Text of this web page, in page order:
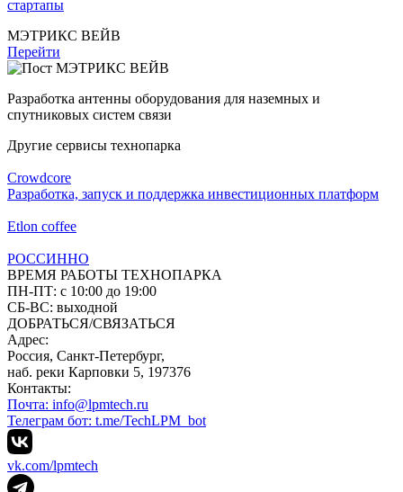
стартапы
МЭТРИКС ВЕЙВ
Перейти
Разработка антенны оборудования для наземных и
спутниковых систем связи
Другие сервисы технопарка
Сrowdcore
Разработка, запуск и поддержка инвестиционных платформ
Etlon сoffee
РОССИННО
ВРЕМЯ РАБОТЫ ТЕХНОПАРКА
ПН-ПТ: с 10:00 до 19:00
CБ-ВС: выходной
ДОБРАТЬСЯ/СВЯЗАТЬСЯ
Адрес:
Россия, Санкт-Петербург,
наб. реки Карповки 5, 197376
Контакты:
Почта: info@lpmtech.ru
Телеграм бот: t.me/TechLPM_bot
vk.com/lpmtech